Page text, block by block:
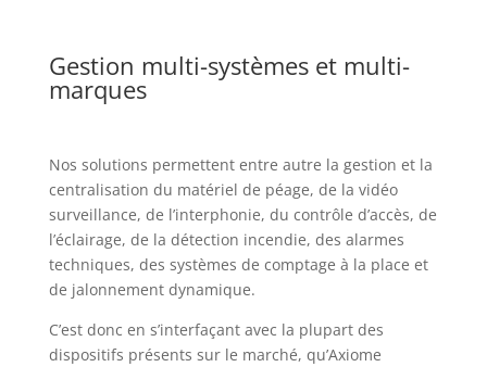
Gestion multi-systèmes et multi-
marques
Nos solutions permettent entre autre la gestion et la
centralisation du matériel de péage, de la vidéo
surveillance, de l’interphonie, du contrôle d’accès, de
l’éclairage, de la détection incendie, des alarmes
techniques, des systèmes de comptage à la place et
de jalonnement dynamique.
C’est donc en s’interfaçant avec la plupart des
dispositifs présents sur le marché, qu’Axiome